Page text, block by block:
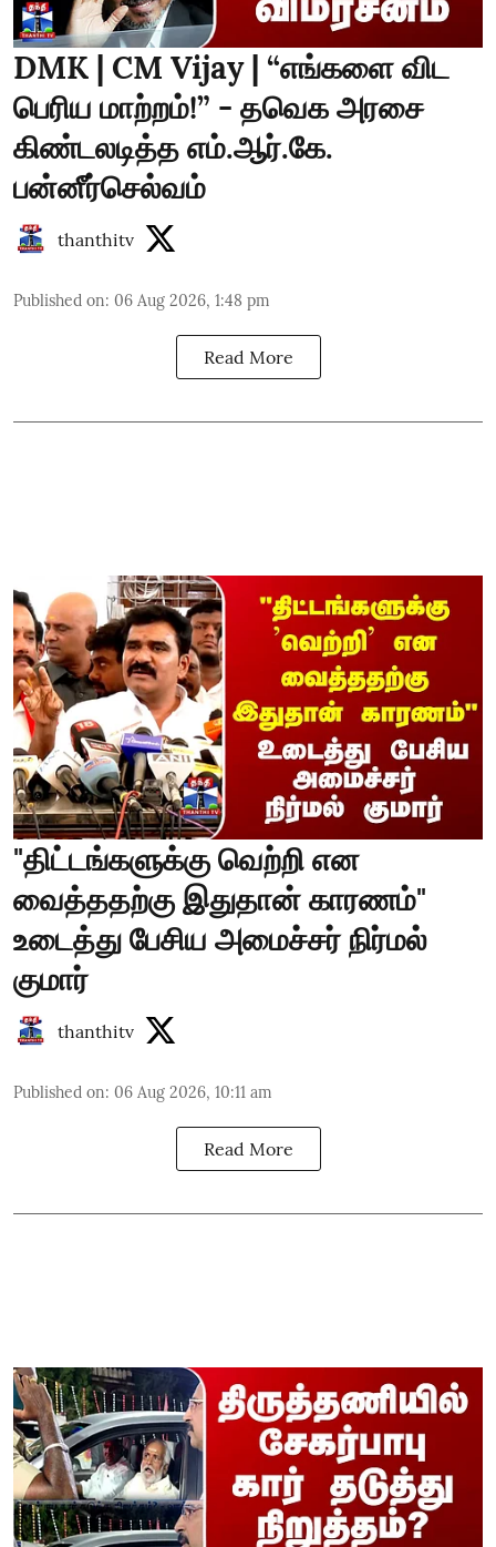
DMK | CM Vijay | “எங்களை விட
பெரிய மாற்றம்!” - தவெக அரசை
கிண்டலடித்த எம்.ஆர்.கே.
பன்னீர்செல்வம்
thanthitv
Published on: 06 Aug 2026, 1:48 pm
Read More
"திட்டங்களுக்கு வெற்றி என
வைத்ததற்கு இதுதான் காரணம்"
உடைத்து பேசிய அமைச்சர் நிர்மல்
குமார்
thanthitv
Published on: 06 Aug 2026, 10:11 am
Read More